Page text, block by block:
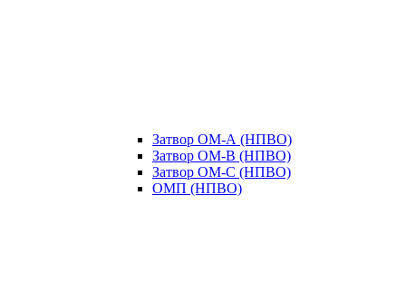
Затвор ОМ-А (НПВО)
Затвор ОМ-В (НПВО)
Затвор ОМ-С (НПВО)
ОМП (НПВО)